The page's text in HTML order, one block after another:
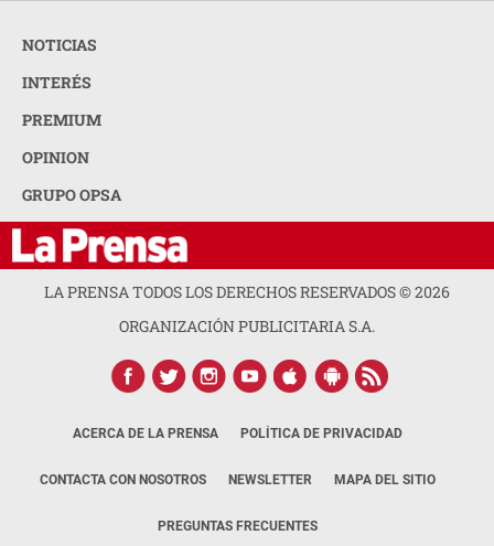
NOTICIAS
INTERÉS
PREMIUM
OPINION
GRUPO OPSA
LA PRENSA TODOS LOS DERECHOS RESERVADOS ©2026
ORGANIZACIÓN PUBLICITARIA S.A.
ACERCA DE LA PRENSA POLÍTICA DE PRIVACIDAD
CONTACTA CON NOSOTROS NEWSLETTER MAPA DEL SITIO
PREGUNTAS FRECUENTES